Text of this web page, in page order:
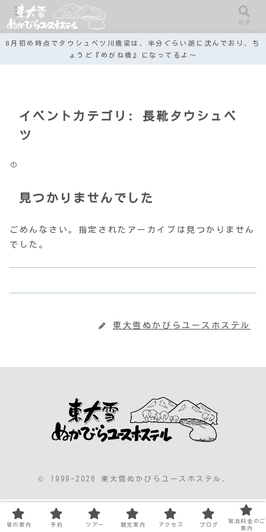
8月初め時点でタウシュベツ川橋梁は、半分ぐらい湖に沈んでおり、ち
ょうど『めがね橋』になってるよ～
イベントカテゴリ: 長靴タウシュベ
ツ
見つかりませんでした
ごめんなさい。指定されたアーカイブは見つかりません
でした。
東大雪ぬかびらユースホステル
© 1999-2026 東大雪ぬかびらユースホステル.
メニュー 検索
宿の案内 予約 ツアー 観光案内 アクセス ブログ
宿泊料金のご
案内